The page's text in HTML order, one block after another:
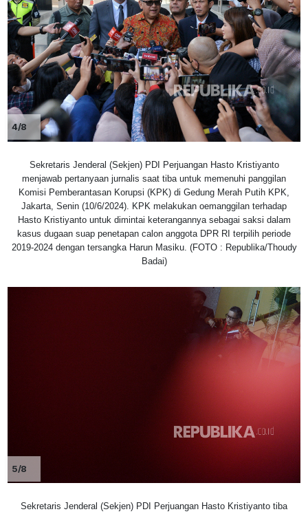
4/8
Sekretaris Jenderal (Sekjen) PDI Perjuangan Hasto Kristiyanto
menjawab pertanyaan jurnalis saat tiba untuk memenuhi panggilan
Komisi Pemberantasan Korupsi (KPK) di Gedung Merah Putih KPK,
Jakarta, Senin (10/6/2024). KPK melakukan oemanggilan terhadap
Hasto Kristiyanto untuk dimintai keterangannya sebagai saksi dalam
kasus dugaan suap penetapan calon anggota DPR RI terpilih periode
2019-2024 dengan tersangka Harun Masiku. (FOTO : Republika/Thoudy
Badai)
5/8
Sekretaris Jenderal (Sekjen) PDI Perjuangan Hasto Kristiyanto tiba